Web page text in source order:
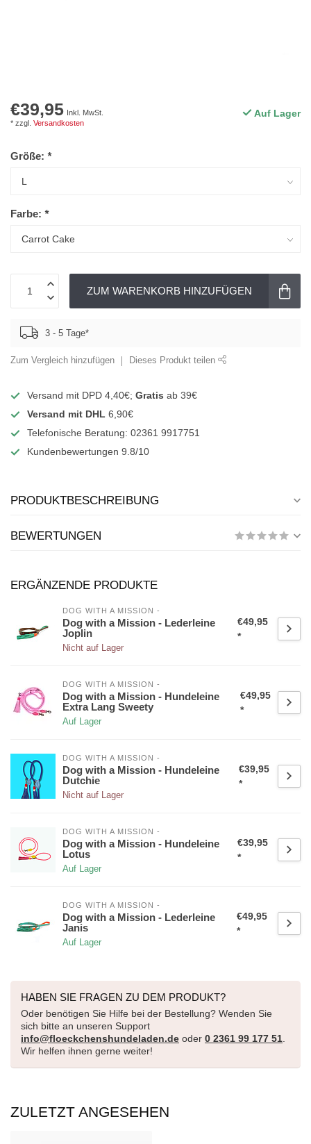
€39,95 Inkl. MwSt.
* zzgl. Versandkosten
Auf Lager
Größe: *
Farbe: *
ZUM WARENKORB HINZUFÜGEN
3 - 5 Tage*
Zum Vergleich hinzufügen Dieses Produkt teilen
Versand mit DPD 4,40€; Gratis ab 39€
Versand mit DHL 6,90€
Telefonische Beratung: 02361 9917751
Kundenbewertungen 9.8/10
PRODUKTBESCHREIBUNG
BEWERTUNGEN
ERGÄNZENDE PRODUKTE
DOG WITH A MISSION -
Dog with a Mission - Lederleine
Joplin
Nicht auf Lager
€49,95
*
DOG WITH A MISSION -
Dog with a Mission - Hundeleine
Extra Lang Sweety
Auf Lager
€49,95
*
DOG WITH A MISSION -
Dog with a Mission - Hundeleine
Dutchie
Nicht auf Lager
€39,95
*
DOG WITH A MISSION -
Dog with a Mission - Hundeleine
Lotus
Auf Lager
€39,95
*
DOG WITH A MISSION -
Dog with a Mission - Lederleine
Janis
Auf Lager
€49,95
*
HABEN SIE FRAGEN ZU DEM PRODUKT?
Oder benötigen Sie Hilfe bei der Bestellung? Wenden Sie
sich bitte an unseren Support
info@floeckchenshundeladen.de oder 0 2361 99 177 51.
Wir helfen ihnen gerne weiter!
ZULETZT ANGESEHEN